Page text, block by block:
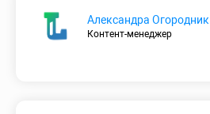
Александра Огородник
Контент-менеджер